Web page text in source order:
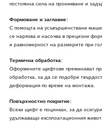
постоянна сила на проникване и
Формоване и заглавие:
С помощта на усъвършенствани
се нарязва и насочва в прецизни
и равномерност на размерите при
Термична обработка:
Оформените щифтове преминават
обработка, за да се подобри
деформация по време на монтажа.
Повърхностно покритие:
Всеки щифт е поцинкан, за да
удължаващо експлоатационния